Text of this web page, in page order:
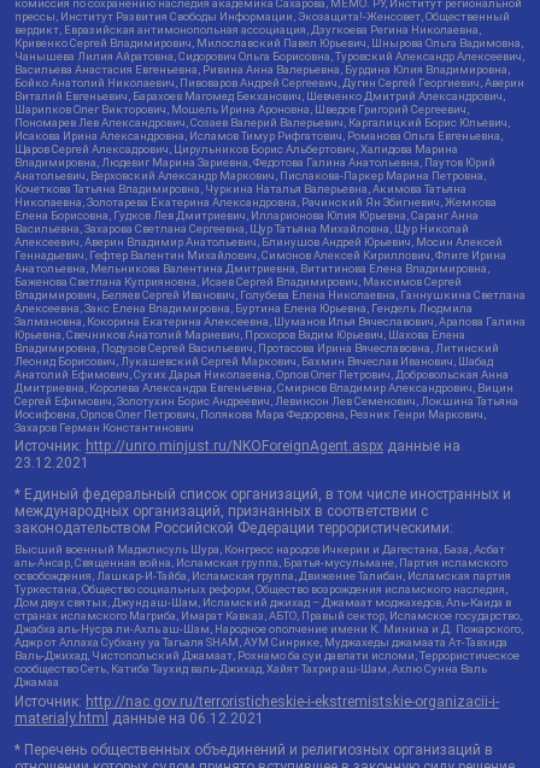
комиссия по сохранению наследия академика Сахарова, МЕМО. РУ, Институт региональной
прессы, Институт Развития Свободы Информации, Экозащита!-Женсовет, Общественный
вердикт, Евразийская антимонопольная ассоциация, Дзугкоева Регина Николаевна,
Кривенко Сергей Владимирович, Милославский Павел Юрьевич, Шнырова Ольга Вадимовна,
Чанышева Лилия Айратовна, Сидорович Ольга Борисовна, Туровский Александр Алексеевич,
Васильева Анастасия Евгеньевна, Ривина Анна Валерьевна, Бурдина Юлия Владимировна,
Бойко Анатолий Николаевич, Пивоваров Андрей Сергеевич, Дугин Сергей Георгиевич, Аверин
Виталий Евгеньевич, Барахоев Магомед Бекханович, Шевченко Дмитрий Александрович,
Шарипков Олег Викторович, Мошель Ирина Ароновна, Шведов Григорий Сергеевич,
Пономарев Лев Александрович, Созаев Валерий Валерьевич, Каргалицкий Борис Юльевич,
Исакова Ирина Александровна, Исламов Тимур Рифгатович, Романова Ольга Евгеньевна,
Щаров Сергей Алексадрович, Цирульников Борис Альбертович, Халидова Марина
Владимировна, Людевиг Марина Зариевна, Федотова Галина Анатольевна, Паутов Юрий
Анатольевич, Верховский Александр Маркович, Пислакова-Паркер Марина Петровна,
Кочеткова Татьяна Владимировна, Чуркина Наталья Валерьевна, Акимова Татьяна
Николаевна, Золотарева Екатерина Александровна, Рачинский Ян Збигневич, Жемкова
Елена Борисовна, Гудков Лев Дмитриевич, Илларионова Юлия Юрьевна, Саранг Анна
Васильевна, Захарова Светлана Сергеевна, Щур Татьяна Михайловна, Щур Николай
Алексеевич, Аверин Владимир Анатольевич, Блинушов Андрей Юрьевич, Мосин Алексей
Геннадьевич, Гефтер Валентин Михайлович, Симонов Алексей Кириллович, Флиге Ирина
Анатольевна, Мельникова Валентина Дмитриевна, Вититинова Елена Владимировна,
Баженова Светлана Куприяновна, Исаев Сергей Владимирович, Максимов Сергей
Владимирович, Беляев Сергей Иванович, Голубева Елена Николаевна, Ганнушкина Светлана
Алексеевна, Закс Елена Владимировна, Буртина Елена Юрьевна, Гендель Людмила
Залмановна, Кокорина Екатерина Алексеевна, Шуманов Илья Вячеславович, Арапова Галина
Юрьевна, Свечников Анатолий Мариевич, Прохоров Вадим Юрьевич, Шахова Елена
Владимировна, Подузов Сергей Васильевич, Протасова Ирина Вячеславовна, Литинский
Леонид Борисович, Лукашевский Сергей Маркович, Бахмин Вячеслав Иванович, Шабад
Анатолий Ефимович, Сухих Дарья Николаевна, Орлов Олег Петрович, Добровольская Анна
Дмитриевна, Королева Александра Евгеньевна, Смирнов Владимир Александрович, Вицин
Сергей Ефимович, Золотухин Борис Андреевич, Левинсон Лев Семенович, Локшина Татьяна
Иосифовна, Орлов Олег Петрович, Полякова Мара Федоровна, Резник Генри Маркович,
Захаров Герман Константинович
Источник: http://unro.minjust.ru/NKOForeignAgent.aspx данные на
23.12.2021
* Единый федеральный список организаций, в том числе иностранных и
международных организаций, признанных в соответствии с
законодательством Российской Федерации террористическими:
Высший военный Маджлисуль Шура, Конгресс народов Ичкерии и Дагестана, База, Асбат
аль-Ансар, Священная война, Исламская группа, Братья-мусульмане, Партия исламского
освобождения, Лашкар-И-Тайба, Исламская группа, Движение Талибан, Исламская партия
Туркестана, Общество социальных реформ, Общество возрождения исламского наследия,
Дом двух святых, Джунд аш-Шам, Исламский джихад – Джамаат моджахедов, Аль-Каида в
странах исламского Магриба, Имарат Кавказ, АБТО, Правый сектор, Исламское государство,
Джабха аль-Нусра ли-Ахль аш-Шам, Народное ополчение имени К. Минина и Д. Пожарского,
Аджр от Аллаха Субхану уа Тагьаля SHAM, АУМ Синрике, Муджахеды джамаата Ат-Тавхида
Валь-Джихад, Чистопольский Джамаат, Рохнамо ба суи давлати исломи, Террористическое
сообщество Сеть, Катиба Таухид валь-Джихад, Хайят Тахрир аш-Шам, Ахлю Сунна Валь
Джамаа
Источник: http://nac.gov.ru/terroristicheskie-i-ekstremistskie-organizacii-i-
materialy.html
данные на 06.12.2021
* Перечень общественных объединений и религиозных организаций в